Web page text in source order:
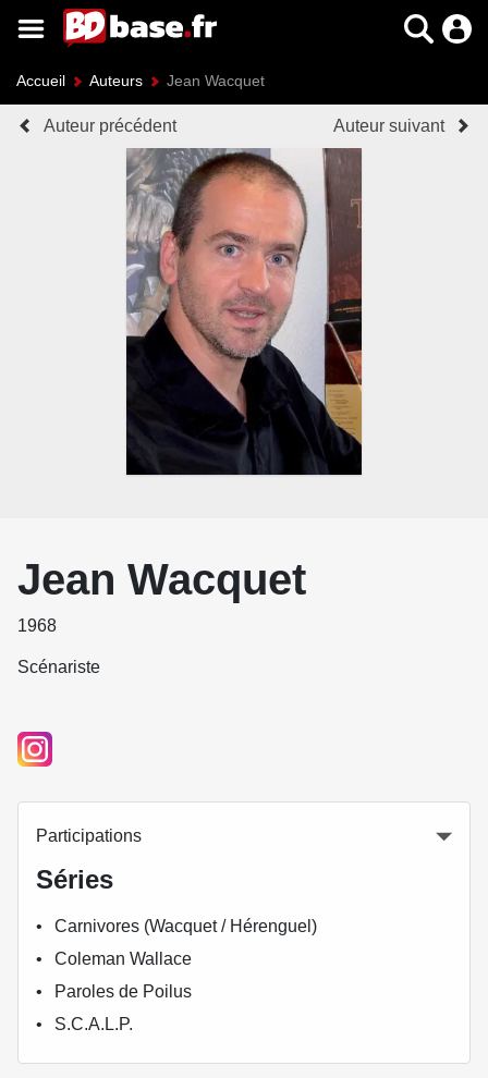
Accueil Auteurs Jean Wacquet
Auteur précédent Auteur suivant
Jean Wacquet
1968
Scénariste
Participations
Séries
Carnivores (Wacquet / Hérenguel)
Coleman Wallace
Paroles de Poilus
S.C.A.L.P.